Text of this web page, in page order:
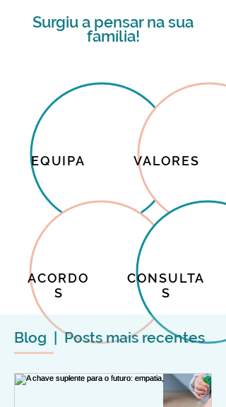
Surgiu a pensar nasua
família!
EQUIPA
ACORDO
S
VALORES
CONSULTA
S
Blog | Posts mais recentes